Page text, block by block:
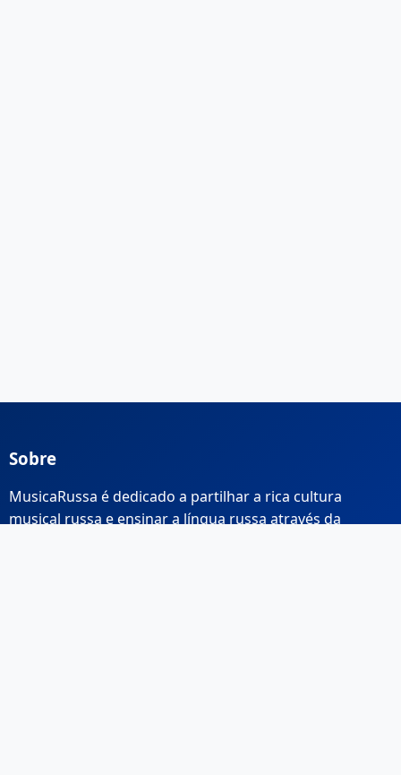
Sobre
MusicaRussa é dedicado a partilhar a rica cultura
musical russa e ensinar a língua russa através da